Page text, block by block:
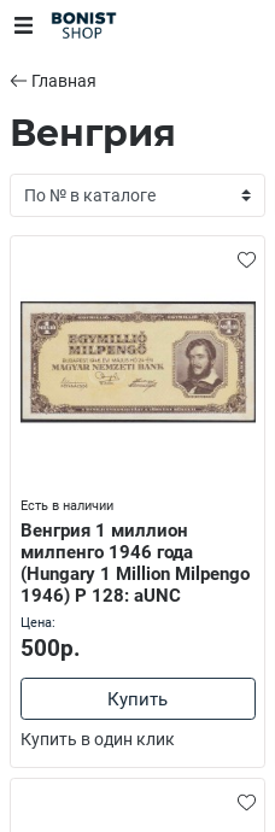
Главная
Венгрия
Есть в наличии
Венгрия 1 миллион
милпенго 1946 года
(Hungary 1 Million Milpengo
1946) P 128: aUNC
Цена:
500р.
Купить
Купить в один клик